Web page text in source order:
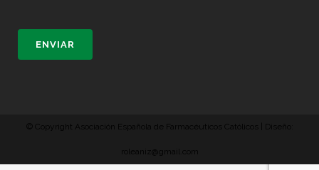
© Copyright Asociación Española de Farmacéuticos Católicos | Diseño:
roleaniz@gmail.com